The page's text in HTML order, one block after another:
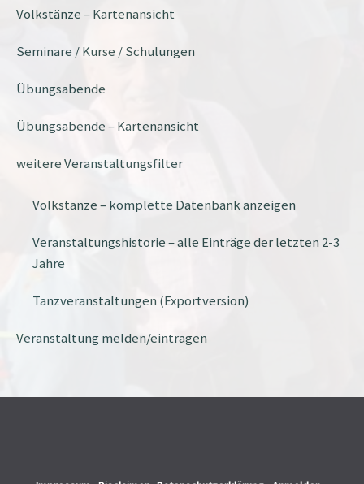
Volkstänze – Kartenansicht
Seminare / Kurse / Schulungen
Übungsabende
Übungsabende – Kartenansicht
weitere Veranstaltungsfilter
Volkstänze – komplette Datenbank anzeigen
Veranstaltungshistorie – alle Einträge der letzten 2-3
Jahre
Tanzveranstaltungen (Exportversion)
Veranstaltung melden/eintragen